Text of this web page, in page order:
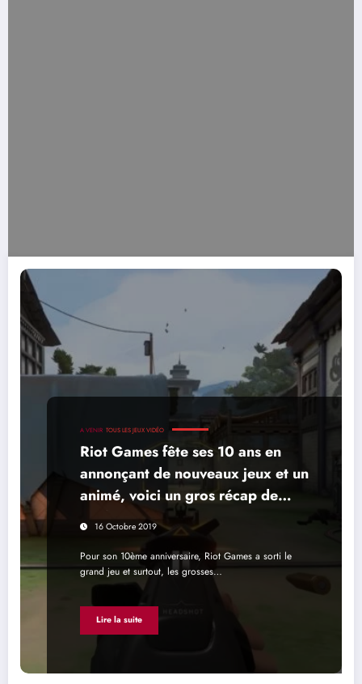
A VENIR TOUS LES JEUX VIDÉO
Riot Games fête ses 10 ans en
annonçant de nouveaux jeux et un
animé, voici un gros récap de
qualité
16 Octobre 2019
Pour son 10ème anniversaire, Riot Games a sorti le
grand jeu et surtout, les grosses…
Lire la suite